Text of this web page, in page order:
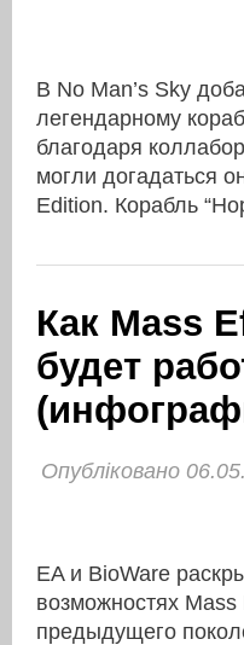
В No Man’s Sky
легендарному
благодаря
могли догадаться
Edition. Корабль
Как Mass
будет
Опубліковано
EA и BioWare
возможностях
предыдущего